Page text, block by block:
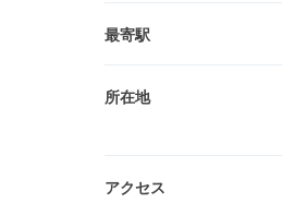
最寄駅
所在地
アクセス